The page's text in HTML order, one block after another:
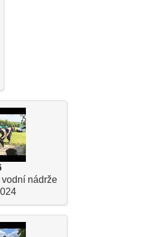
nádrže